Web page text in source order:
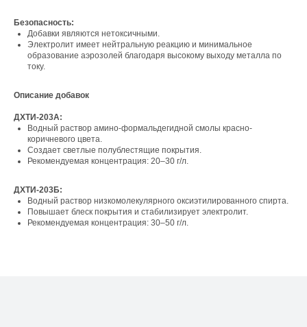
Безопасность:
Добавки являются нетоксичными.
Электролит имеет нейтральную реакцию и минимальное
образование аэрозолей благодаря высокому выходу металла по
току.
Описание добавок
ДХТИ-203А:
Водный раствор амино-формальдегидной смолы красно-
коричневого цвета.
Создает светлые полублестящие покрытия.
Рекомендуемая концентрация: 20–30 г/л.
ДХТИ-203Б:
Водный раствор низкомолекулярного оксиэтилированного спирта.
Повышает блеск покрытия и стабилизирует электролит.
Рекомендуемая концентрация: 30–50 г/л.
Свяжитесь с нами
Контакты
Телефон:
г. Москва, вн. тер. г. муниципальный округ
Ломоносовский, ул. Академика Пилюгина, д.
12, к. 1, помещ. 3/1
Офис компании: